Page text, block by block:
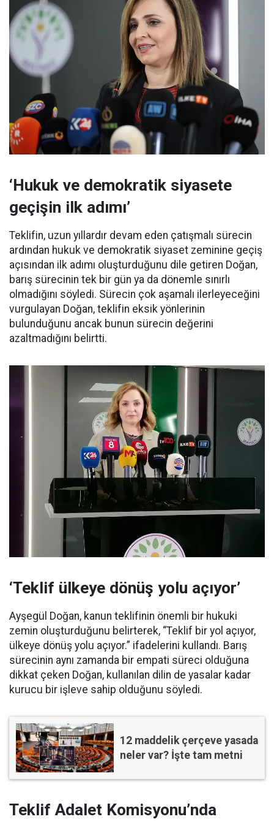
‘Hukuk ve demokratik siyasete
geçişin ilk adımı’
Teklifin, uzun yıllardır devam eden çatışmalı sürecin
ardından hukuk ve demokratik siyaset zeminine geçiş
açısından ilk adımı oluşturduğunu dile getiren Doğan,
barış sürecinin tek bir gün ya da dönemle sınırlı
olmadığını söyledi. Sürecin çok aşamalı ilerleyeceğini
vurgulayan Doğan, teklifin eksik yönlerinin
bulunduğunu ancak bunun sürecin değerini
azaltmadığını belirtti.
‘Teklif ülkeye dönüş yolu açıyor’
Ayşegül Doğan, kanun teklifinin önemli bir hukuki
zemin oluşturduğunu belirterek, “Teklif bir yol açıyor,
ülkeye dönüş yolu açıyor.” ifadelerini kullandı. Barış
sürecinin aynı zamanda bir empati süreci olduğuna
dikkat çeken Doğan, kullanılan dilin de yasalar kadar
kurucu bir işleve sahip olduğunu söyledi.
12 maddelik çerçeve yasada
neler var? İşte tam metni
Teklif Adalet Komisyonu’nda